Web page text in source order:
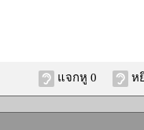
ห
แจกหู 0